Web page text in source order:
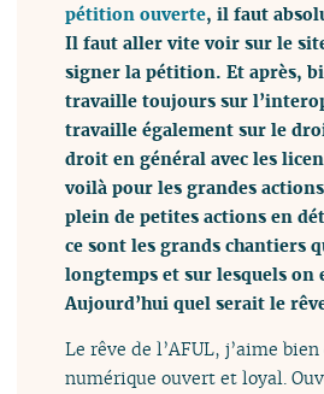
pétition ouverte, il faut
Il faut aller vite voir sur le
signer la pétition. Et après,
travaille toujours sur
travaille également sur le
droit en général avec les
voilà pour les grandes
plein de petites actions en
ce sont les grands chantiers
longtemps et sur lesquels on
Aujourd’hui quel serait le
Le rêve de l’AFUL, j’aime
numérique ouvert et loyal.